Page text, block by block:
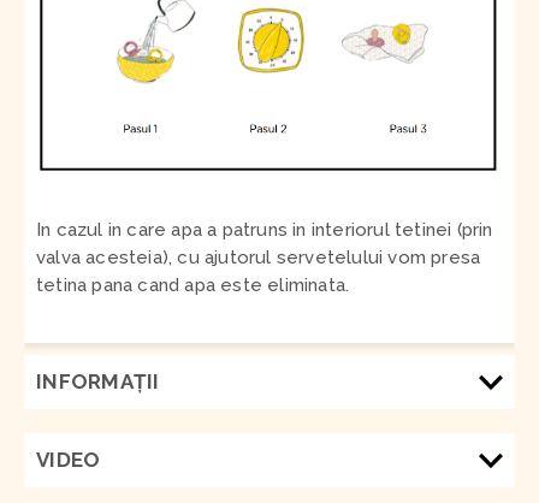
In cazul in care apa a patruns in interiorul tetinei (prin
valva acesteia), cu ajutorul servetelului vom presa
tetina pana cand apa este eliminata.
INFORMAŢII
VIDEO